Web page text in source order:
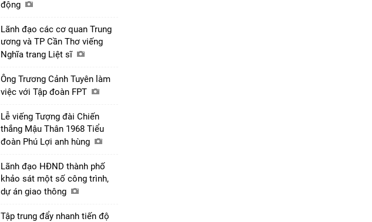
động
Lãnh đạo các cơ quan Trung
ương và TP Cần Thơ viếng
Nghĩa trang Liệt sĩ
Ông Trương Cảnh Tuyên làm
việc với Tập đoàn FPT
Lễ viếng Tượng đài Chiến
thắng Mậu Thân 1968 Tiểu
đoàn Phú Lợi anh hùng
Lãnh đạo HĐND thành phố
khảo sát một số công trình,
dự án giao thông
Tập trung đẩy nhanh tiến độ